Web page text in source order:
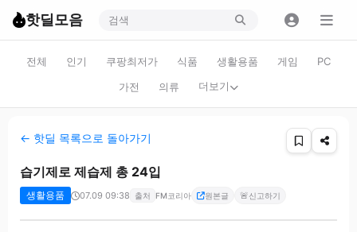
핫딜모음
전체 인기 쿠팡최저가 식품 생활용품 게임
PC
가전
의류 더보기
← 핫딜 목록으로 돌아가기
습기제로 제습제 총 24입
생활용품 07.09 09:38 출처 FM코리아 원본글 🚨신고하기